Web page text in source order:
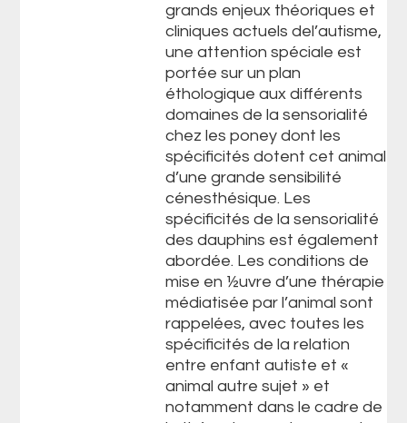
grands enjeux théoriques et
cliniques actuels del’autisme,
une attention spéciale est
portée sur un plan
éthologique aux différents
domaines de la sensorialité
chez les poney dont les
spécificités dotent cet animal
d’une grande sensibilité
cénesthésique. Les
spécificités de la sensorialité
des dauphins est également
abordée. Les conditions de
mise en ½uvre d’une thérapie
médiatisée par l’animal sont
rappelées, avec toutes les
spécificités de la relation
entre enfant autiste et «
animal autre sujet » et
notamment dans le cadre de